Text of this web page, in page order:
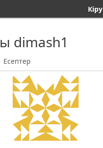
Кіру
dimash1
Есептер